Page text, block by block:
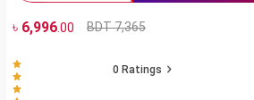
৳ 6,996.00 BDT 7,365
0 Ratings